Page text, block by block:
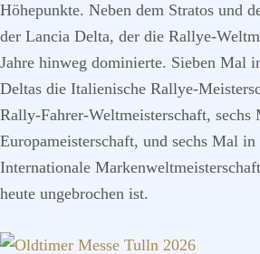
Höhepunkte. Neben dem Stratos und
der Lancia Delta, der die Rallye-
Jahre hinweg dominierte. Sieben Mal
Deltas die Italienische Rallye-
Rally-Fahrer-Weltmeisterschaft,
Europameisterschaft, und sechs Mal
Internationale
heute ungebrochen ist.